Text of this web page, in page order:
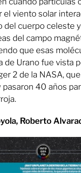
el viento solar
del cuerpo celeste
del campo
que esas
de Urano fue vista
2 de la NASA,
pasaron 40 años
Roberto